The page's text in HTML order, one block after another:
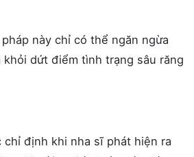
này chỉ có thể ngăn ngừa
khỏi dứt điểm tình trạng sâu răng
chỉ định khi nha sĩ phát hiện ra